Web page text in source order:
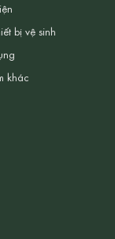
bị vệ sinh
khác